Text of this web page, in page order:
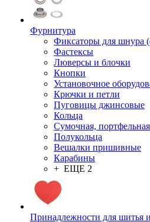
Фурнитура
Фиксаторы для шнура
Фастексы
Люверсы и блочки
Кнопки
Установочное
Крючки и петли
Пуговицы джинсовые
Кольца
Сумочная,
Полукольца
Вешалки пришивные
Карабины
+ ЕЩЕ 2
Принадлежности для шитья